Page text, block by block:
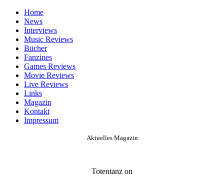
Home
News
Interviews
Music Reviews
Bücher
Fanzines
Games Reviews
Movie Reviews
Live Reviews
Links
Magazin
Kontakt
Impressum
Aktuelles Magazin
Totentanz on